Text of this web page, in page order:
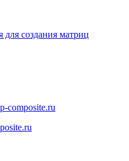
для создания матриц
composite.ru